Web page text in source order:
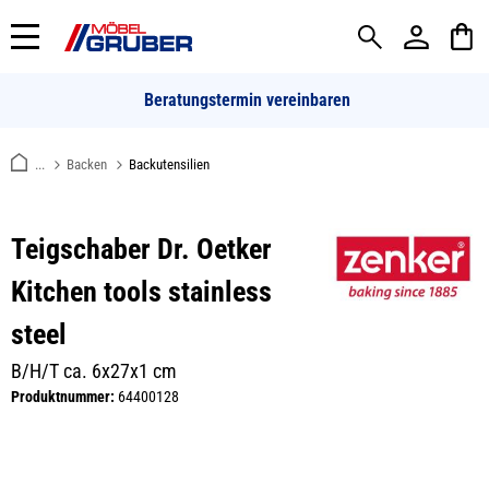
springen
Beratungstermin vereinbaren
... Backen Backutensilien
Teigschaber Dr. Oetker
Kitchen tools stainless
steel
B/H/T ca. 6x27x1 cm
Produktnummer: 64400128